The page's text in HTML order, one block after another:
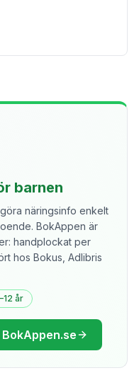
barnen
näringsinfo enkelt
BokAppen är
handplockat per
hos Bokus, Adlibris
år